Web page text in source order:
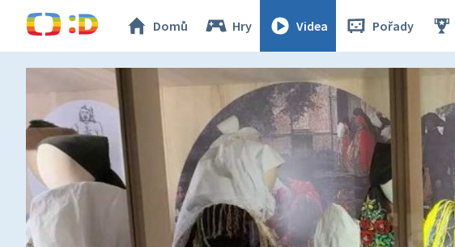
Domů Hry Videa Pořady